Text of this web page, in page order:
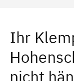
Ihr
nicht